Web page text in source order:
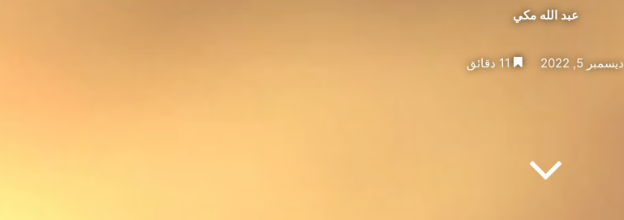
عبد الله مكي
ديسمبر 5, 2022 11 دقائق